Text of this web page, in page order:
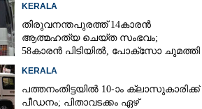
KERALA
തിരുവനന്തപുരത്ത് 14കാരൻ
ആത്മഹത്യ ചെയ്ത സംഭവം;
58കാരൻ പിടിയിൽ, പോക്‌സോ ചുമത്തി
KERALA
പത്തനംതിട്ടയിൽ 10-ാം ക്ലാസുകാരിക്ക്
പീഡനം; പിതാവടക്കം ഏഴ്